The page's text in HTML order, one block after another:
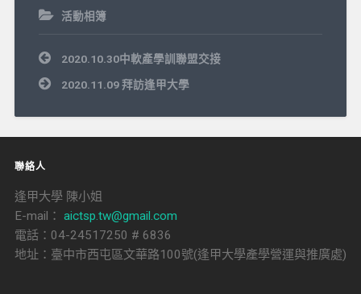
活動相簿
文
章
導
覽
2020.10.30中軟產學訓聯盟交接
2020.11.09 拜訪逢甲大學
聯絡人
逢甲大學 陳小姐
E-mail： aictsp.tw@gmail.com
電話：04-24517250 # 6836
地址：臺中市西屯區文華路100號(逢甲大學產學營運與推廣處)